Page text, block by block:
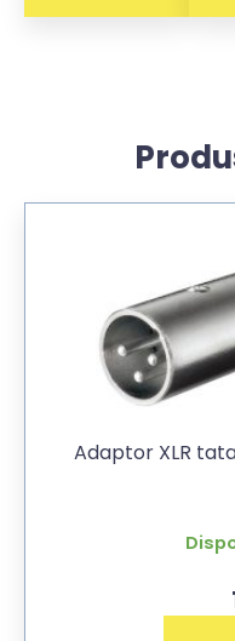
Adaptor XLR